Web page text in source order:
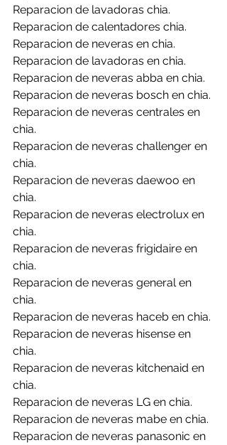
Reparacion de lavadoras chia.
Reparacion de calentadores chia.
Reparacion de neveras en chia.
Reparacion de lavadoras en chia.
Reparacion de neveras abba en chia.
Reparacion de neveras bosch en chia.
Reparacion de neveras centrales en
chia.
Reparacion de neveras challenger en
chia.
Reparacion de neveras daewoo en
chia.
Reparacion de neveras electrolux en
chia.
Reparacion de neveras frigidaire en
chia.
Reparacion de neveras general en
chia.
Reparacion de neveras haceb en chia.
Reparacion de neveras hisense en
chia.
Reparacion de neveras kitchenaid en
chia.
Reparacion de neveras LG en chia.
Reparacion de neveras mabe en chia.
Reparacion de neveras panasonic en